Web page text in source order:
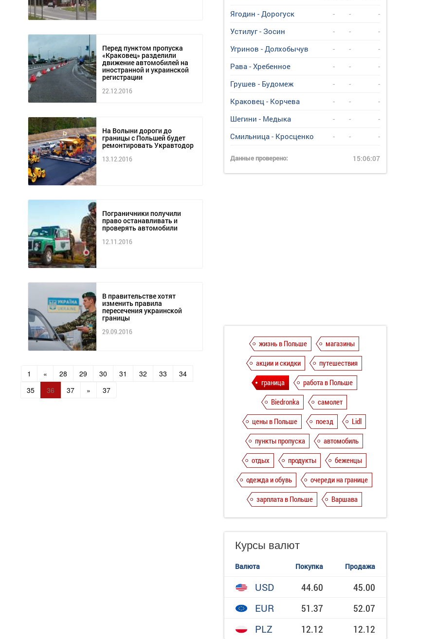
Перед пунктом пропуска
«Краковец» разделили
движение автомобилей на
иностранной и украинской
регистрации
22.12.2016
На Волыни дороги до
границы с Польшей будет
ремонтировать Укравтодор
13.12.2016
Пограничники получили
право останавливать и
проверять автомобили
12.11.2016
В правительстве хотят
изменить правила
пересечения украинской
границы
29.09.2016
1 « 28 29 30 31 32 33
34
35
36 37 » 37
Ягодин - Дорогуск - -
-
Устилуг - Зосин
- -
-
Угринов - Долхобычув
- -
-
Рава - Хребенное
- -
-
Грушев - Будомеж
- -
-
Краковец - Корчева
- -
-
Шегини - Медыка
- -
-
Смильница - Кросценко
- - -
Данные проверено: 15:06:07
жизнь в Польше
магазины
акции и скидки
путешествия
граница
работа в Польше
Biedronka
самолет
цены в Польше
поезд
Lidl
пункты пропуска
автомобиль
отдых
продукты
беженцы
одежда и обувь
очереди на границе
зарплата в Польше
Варшава
Курсы валют
Валюта Покупка Продажа
USD 44.60
45.00
EUR
51.37
52.07
PLZ
12.12 12.12